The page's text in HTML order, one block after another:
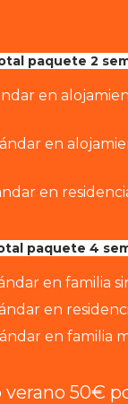
paquete 2
en
en
en
paquete 4
en familia
en
en familia
50€